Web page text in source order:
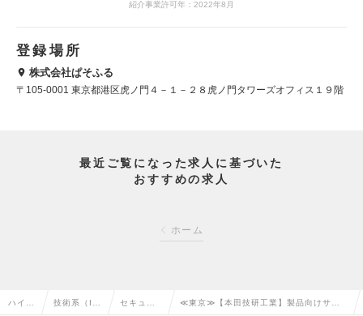
紹介事業許可年：2022年8月
登録場所
株式会社ぱそふる
〒105-0001 東京都港区虎ノ門４－１－２８虎ノ門タワーズオフィス１９階
最近ご覧になった求人に基づいた
おすすめの求人
ホーム
ハイク 技術系（I セキュリ ≪東京≫【本田技研工業】製品向けサイ